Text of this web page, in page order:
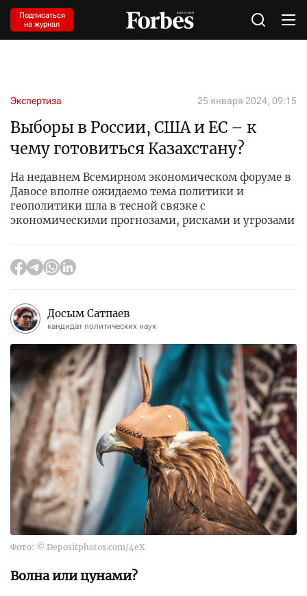
Подписаться
на журнал
Экспертиза 25 января 2024, 09:15
Выборы в России, США и ЕС – к
чему готовиться Казахстану?
На недавнем Всемирном экономическом форуме в
Давосе вполне ожидаемо тема политики и
геополитики шла в тесной связке с
экономическими прогнозами, рисками и угрозами
Досым Сатпаев
кандидат политических наук
Фото: © Depositphotos.com/4eX
Волна или цунами?